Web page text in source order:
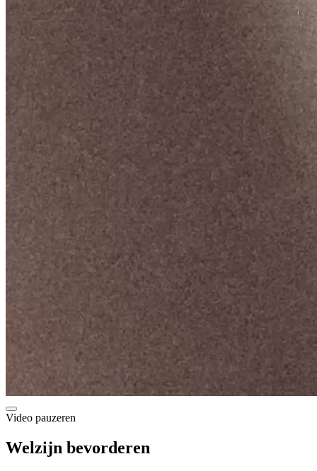
Video pauzeren
Welzijn bevorderen